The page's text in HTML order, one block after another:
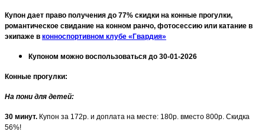
Купон дает право получения до 77% скидки на конные прогулки,
романтическое свидание на конном ранчо, фотосессию или катание в
экипаже в конноспортивном клубе «Гвардия»
Купоном можно воспользоваться до 30-01-2026
Конные прогулки:
На пони для детей:
30 минут. Купон за 172р. и доплата на месте: 180р. вместо 800р. Скидка
56%!